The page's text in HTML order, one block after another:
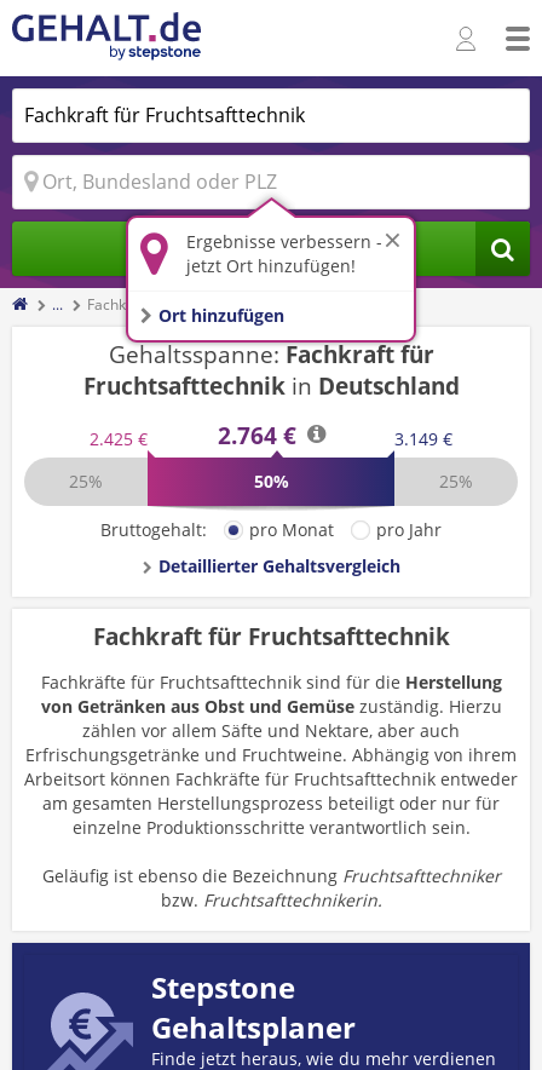
Ergebnisse verbessern -
jetzt Ort hinzufügen!
Ort hinzufügen
Jobs finden
... Fachkraft für Fruchtsafttechnik
Gehaltsspanne:Fachkraft für
Fruchtsafttechnikin Deutschland
2.425 € 2.764 €
3.149 €
25%
50% 25%
Bruttogehalt: pro Monat
pro Jahr
Detaillierter Gehaltsvergleich
Fachkraft für Fruchtsafttechnik
Fachkräfte für Fruchtsafttechnik sind für die Herstellung
von Getränken aus Obst und Gemüsezuständig. Hierzu
zählen vor allem Säfte und Nektare, aber auch
Erfrischungsgetränke und Fruchtweine. Abhängig von ihrem
Arbeitsort können Fachkräfte für Fruchtsafttechnik entweder
am gesamten Herstellungsprozess beteiligt oder nur für
einzelne Produktionsschritte verantwortlich sein.
Geläufig ist ebenso die Bezeichnung Fruchtsafttechniker
bzw. Fruchtsafttechnikerin.
Stepstone
Gehaltsplaner
Finde jetzt heraus, wie du mehr verdienen